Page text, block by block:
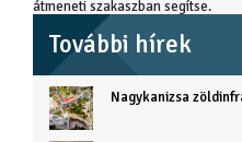
átmeneti szakaszban segítse.
További hírek
Nagykanizsa